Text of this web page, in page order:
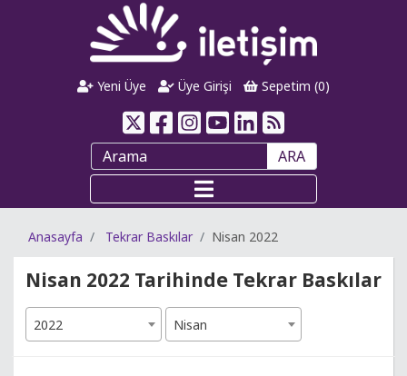
Yeni Üye Üye Girişi Sepetim (0)
ARA
Anasayfa Tekrar Baskılar Nisan 2022
Nisan 2022 Tarihinde Tekrar Baskılar
2022 Nisan